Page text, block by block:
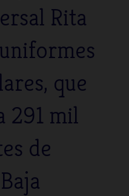
Rita
que
291 mil
de